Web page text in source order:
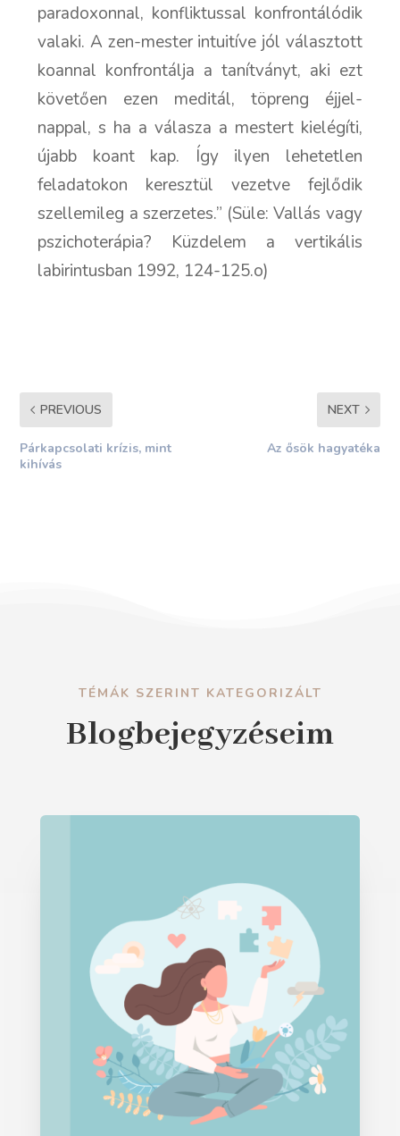
paradoxonnal, konfliktussal konfrontálódik
valaki. A zen-mester intuitíve jól választott
koannal konfrontálja a tanítványt, aki ezt
követően ezen meditál, töpreng éjjel-
nappal, s ha a válasza a mestert kielégíti,
újabb koant kap. Így ilyen lehetetlen
feladatokon keresztül vezetve fejlődik
szellemileg a szerzetes.” (Süle:Vallás vagy
pszichoterápia? Küzdelem a vertikális
labirintusban 1992, 124-125.o)
PREVIOUS
Párkapcsolati krízis, mint
kihívás
NEXT
Az ősök hagyatéka
TÉMÁK SZERINT KATEGORIZÁLT
Blogbejegyzéseim